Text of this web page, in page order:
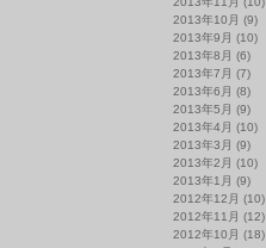
2013年10月 (9)
2013年9月 (10)
2013年8月 (6)
2013年7月 (7)
2013年6月 (8)
2013年5月 (9)
2013年4月 (10)
2013年3月 (9)
2013年2月 (10)
2013年1月 (9)
2012年12月 (10)
2012年11月 (12)
2012年10月 (18)